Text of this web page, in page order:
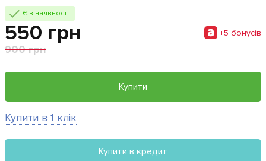
Є в наявності
550 грн +5 бонусiв
900 грн
Купити
Купити в 1 клік
Купити в кредит